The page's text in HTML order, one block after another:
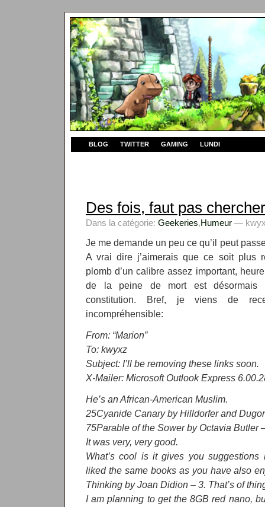
BLOG TWITTER GAMING LUNDI
Des fois, faut pas chercher
Dans la catégorie: Geekeries,Humeur —
Je me demande un peu ce qu’il peut
A vrai dire j’aimerais que ce soit plus
plomb d’un calibre assez important,
de la peine de mort est désormais
constitution. Bref, je viens de
incompréhensible:
From: “Marion”
To: kwyxz
Subject: I’ll be removing these links soon.
X-Mailer: Microsoft Outlook Express
He’s an African-American Muslim.
25Cyanide Canary by Hilldorfer and
75Parable of the Sower by Octavia Butler
It was very, very good.
What’s cool is it gives you
liked the same books as you have also
Thinking by Joan Didion – 3. That’s of
I am planning to get the 8GB red nano,